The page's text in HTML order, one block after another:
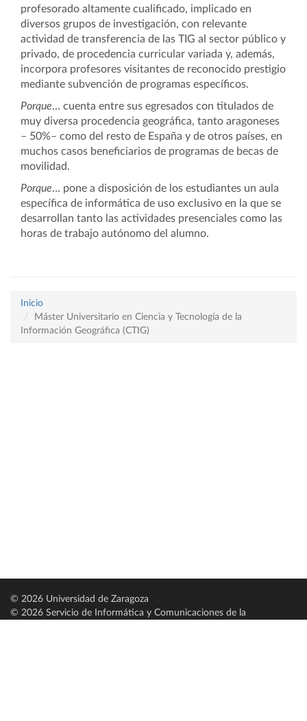
profesorado altamente cualificado, implicado en
diversos grupos de investigación, con relevante
actividad de transferencia de las TIG al sector público y
privado, de procedencia curricular variada y, además,
incorpora profesores visitantes de reconocido prestigio
mediante subvención de programas específicos.
Porque… cuenta entre sus egresados con titulados de
muy diversa procedencia geográfica, tanto aragoneses
– 50%– como del resto de España y de otros países, en
muchos casos beneficiarios de programas de becas de
movilidad.
Porque… pone a disposición de los estudiantes un aula
específica de informática de uso exclusivo en la que se
desarrollan tanto las actividades presenciales como las
horas de trabajo autónomo del alumno.
Inicio
Máster Universitario en Ciencia y Tecnología de la
Información Geográfica (CTIG)
© 2026 Universidad de Zaragoza
© 2026 Servicio de Informática y Comunicaciones de la